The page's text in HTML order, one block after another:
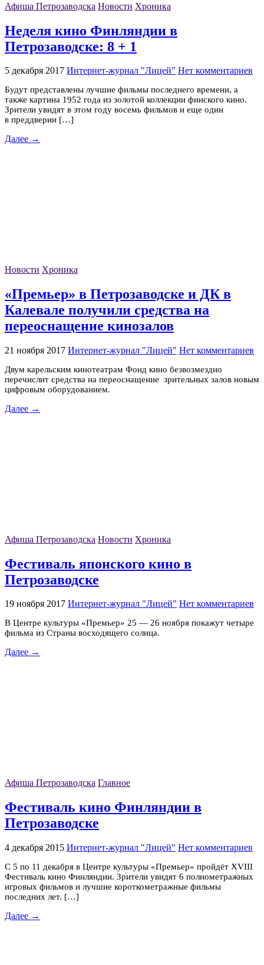
Афиша Петрозаводска Новости Хроника
Неделя кино Финляндии в
Петрозаводске: 8 + 1
5 декабря 2017 Интернет-журнал "Лицей" Нет комментариев
Будут представлены лучшие фильмы последнего времени, а
также картина 1952 года из золотой коллекции финского кино.
Зрители увидят в этом году восемь фильмов и еще один
в преддверии […]
Далее →
Новости Хроника
«Премьер» в Петрозаводске и ДК в
Калевале получили средства на
переоснащение кинозалов
21 ноября 2017 Интернет-журнал "Лицей" Нет комментариев
Двум карельским кинотеатрам Фонд кино безвозмездно
перечислит средства на переоснащение зрительных залов новым
цифровым оборудованием.
Далее →
Афиша Петрозаводска Новости Хроника
Фестиваль японского кино в
Петрозаводске
19 ноября 2017 Интернет-журнал "Лицей" Нет комментариев
В Центре культуры «Премьер» 25 — 26 ноября покажут четыре
фильма из Страны восходящего солнца.
Далее →
Афиша Петрозаводска Главное
Фестиваль кино Финляндии в
Петрозаводске
4 декабря 2015 Интернет-журнал "Лицей" Нет комментариев
C 5 по 11 декабря в Центре культуры «Премьер» пройдёт XVIII
Фестиваль кино Финляндии. Зрители увидят 6 полнометражных
игровых фильмов и лучшие короткометражные фильмы
последних лет. […]
Далее →